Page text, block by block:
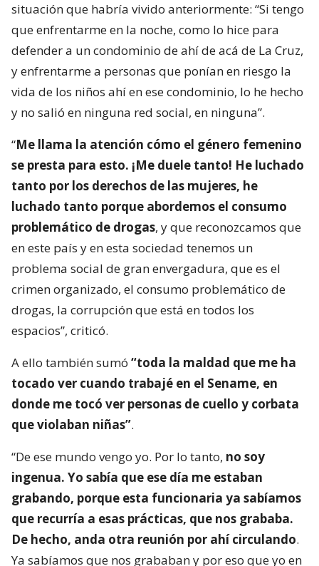
situación que habría vivido anteriormente: “Si tengo
que enfrentarme en la noche, como lo hice para
defender a un condominio de ahí de acá de La Cruz,
y enfrentarme a personas que ponían en riesgo la
vida de los niños ahí en ese condominio, lo he hecho
y no salió en ninguna red social, en ninguna”.
“Me llama la atención cómo el género femenino
se presta para esto. ¡Me duele tanto! He luchado
tanto por los derechos de las mujeres, he
luchado tanto porque abordemos el consumo
problemático de drogas, y que reconozcamos que
en este país y en esta sociedad tenemos un
problema social de gran envergadura, que es el
crimen organizado, el consumo problemático de
drogas, la corrupción que está en todos los
espacios”, criticó.
A ello también sumó “toda la maldad que me ha
tocado ver cuando trabajé en el Sename, en
donde me tocó ver personas de cuello y corbata
que violaban niñas”.
“De ese mundo vengo yo. Por lo tanto, no soy
ingenua. Yo sabía que ese día me estaban
grabando, porque esta funcionaria ya sabíamos
que recurría a esas prácticas, que nos grababa.
De hecho, anda otra reunión por ahí circulando.
Ya sabíamos que nos grababan y por eso que yo en